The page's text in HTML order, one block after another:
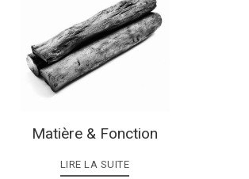
Matière & Fonction
LIRE LA SUITE